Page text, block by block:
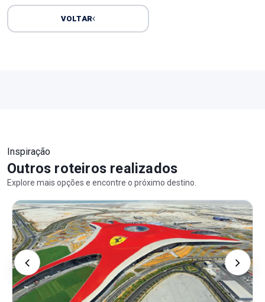
VOLTAR
Inspiração
Outros roteiros realizados
Explore mais opções e encontre o próximo destino.